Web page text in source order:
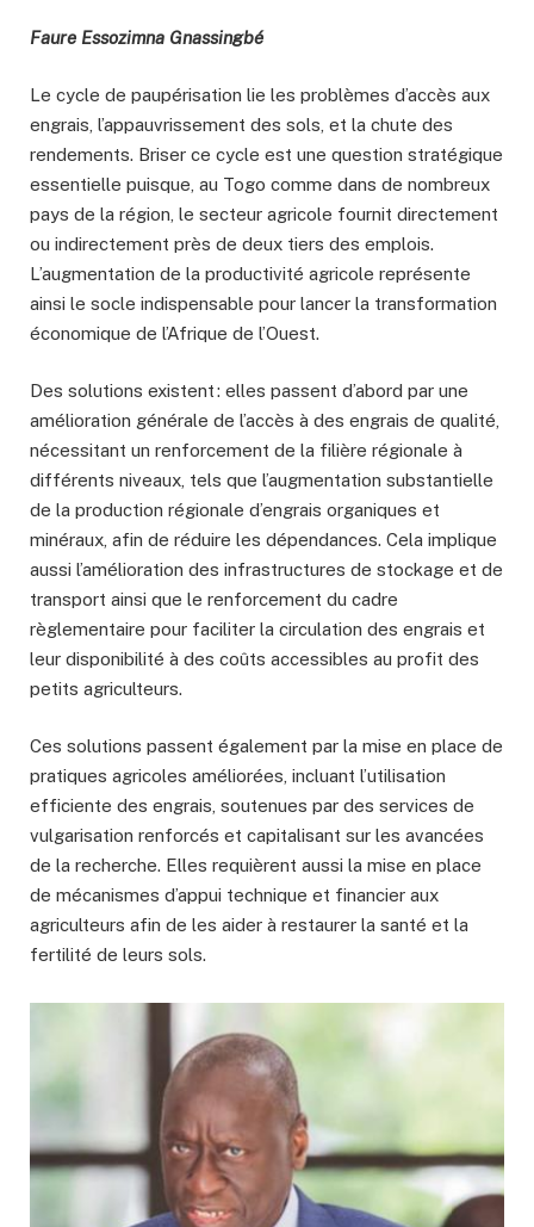
Faure Essozimna Gnassingbé
Le cycle de paupérisation lie les problèmes d’accès aux
engrais, l’appauvrissement des sols, et la chute des
rendements. Briser ce cycle est une question stratégique
essentielle puisque, au Togo comme dans de nombreux
pays de la région, le secteur agricole fournit directement
ou indirectement près de deux tiers des emplois.
L’augmentation de la productivité agricole représente
ainsi le socle indispensable pour lancer la transformation
économique de l’Afrique de l’Ouest.
Des solutions existent : elles passent d’abord par une
amélioration générale de l’accès à des engrais de qualité,
nécessitant un renforcement de la filière régionale à
différents niveaux, tels que l’augmentation substantielle
de la production régionale d’engrais organiques et
minéraux, afin de réduire les dépendances. Cela implique
aussi l’amélioration des infrastructures de stockage et de
transport ainsi que le renforcement du cadre
règlementaire pour faciliter la circulation des engrais et
leur disponibilité à des coûts accessibles au profit des
petits agriculteurs.
Ces solutions passent également par la mise en place de
pratiques agricoles améliorées, incluant l’utilisation
efficiente des engrais, soutenues par des services de
vulgarisation renforcés et capitalisant sur les avancées
de la recherche. Elles requièrent aussi la mise en place
de mécanismes d’appui technique et financier aux
agriculteurs afin de les aider à restaurer la santé et la
fertilité de leurs sols.